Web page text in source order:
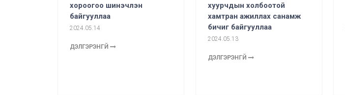
хороогоо шинэчлэн
байгууллаа
2024.05.14
ДЭЛГЭРЭНГҮЙ
хуурчдын холбоотой
хамтран ажиллах санамж
бичиг байгууллаа
2024.05.13
ДЭЛГЭРЭНГҮЙ